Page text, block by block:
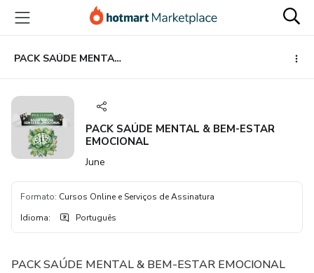
para
conteúdo
principal
para
pagamento
para
rodapé
PACK SAÚDE MENTAL & BEM-ESTAR EMOCIONAL
PACK SAÚDE MENTAL & BEM-ESTAR
EMOCIONAL
June
Formato: Cursos Online e Serviços de Assinatura
Idioma: Português
PACK SAÚDE MENTAL & BEM-ESTAR EMOCIONAL